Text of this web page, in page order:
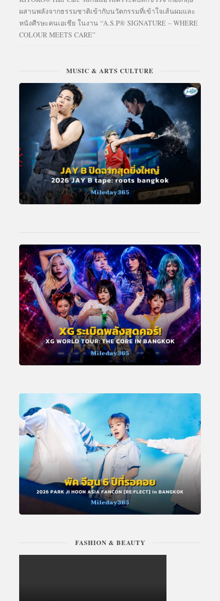
ผสานพลังจากธรรมชาติเข้ากับนวัตกรรมที่เข้าใจเส้นผมและ
หนังศีรษะคนเอเชีย ในงาน “A.S.P® SIGNATURE – WHERE
COLOUR MEETS CARE”
MUSIC & ARTS CULTURE
FASHION & BEAUTY